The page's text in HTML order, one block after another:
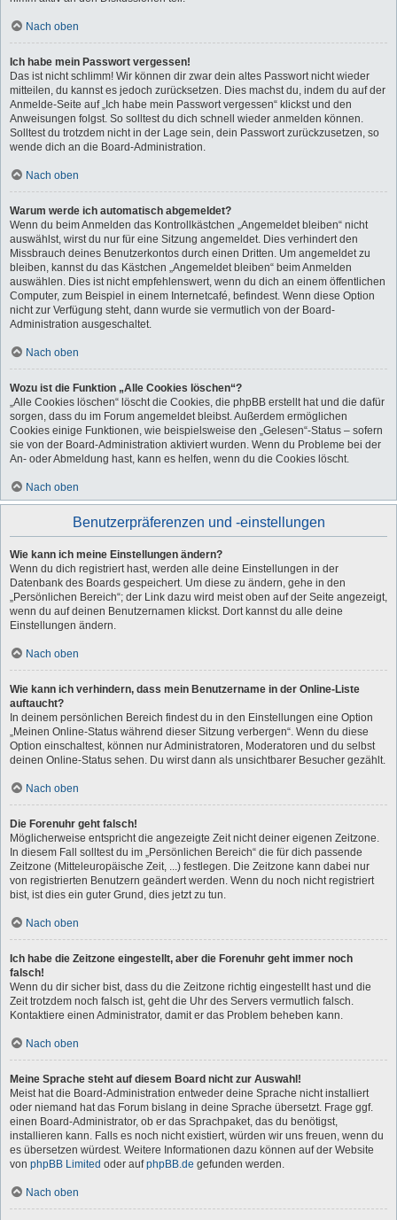
Nach oben
Ich habe mein Passwort vergessen!
Das ist nicht schlimm! Wir können dir zwar dein altes Passwort nicht wieder
mitteilen, du kannst es jedoch zurücksetzen. Dies machst du, indem du auf der
Anmelde-Seite auf „Ich habe mein Passwort vergessen“ klickst und den
Anweisungen folgst. So solltest du dich schnell wieder anmelden können.
Solltest du trotzdem nicht in der Lage sein, dein Passwort zurückzusetzen, so
wende dich an die Board-Administration.
Nach oben
Warum werde ich automatisch abgemeldet?
Wenn du beim Anmelden das Kontrollkästchen „Angemeldet bleiben“ nicht
auswählst, wirst du nur für eine Sitzung angemeldet. Dies verhindert den
Missbrauch deines Benutzerkontos durch einen Dritten. Um angemeldet zu
bleiben, kannst du das Kästchen „Angemeldet bleiben“ beim Anmelden
auswählen. Dies ist nicht empfehlenswert, wenn du dich an einem öffentlichen
Computer, zum Beispiel in einem Internetcafé, befindest. Wenn diese Option
nicht zur Verfügung steht, dann wurde sie vermutlich von der Board-
Administration ausgeschaltet.
Nach oben
Wozu ist die Funktion „Alle Cookies löschen“?
„Alle Cookies löschen“ löscht die Cookies, die phpBB erstellt hat und die dafür
sorgen, dass du im Forum angemeldet bleibst. Außerdem ermöglichen
Cookies einige Funktionen, wie beispielsweise den „Gelesen“-Status – sofern
sie von der Board-Administration aktiviert wurden. Wenn du Probleme bei der
An- oder Abmeldung hast, kann es helfen, wenn du die Cookies löscht.
Nach oben
Benutzerpräferenzen und -einstellungen
Wie kann ich meine Einstellungen ändern?
Wenn du dich registriert hast, werden alle deine Einstellungen in der
Datenbank des Boards gespeichert. Um diese zu ändern, gehe in den
„Persönlichen Bereich“; der Link dazu wird meist oben auf der Seite angezeigt,
wenn du auf deinen Benutzernamen klickst. Dort kannst du alle deine
Einstellungen ändern.
Nach oben
Wie kann ich verhindern, dass mein Benutzername in der Online-Liste
auftaucht?
In deinem persönlichen Bereich findest du in den Einstellungen eine Option
„Meinen Online-Status während dieser Sitzung verbergen“. Wenn du diese
Option einschaltest, können nur Administratoren, Moderatoren und du selbst
deinen Online-Status sehen. Du wirst dann als unsichtbarer Besucher gezählt.
Nach oben
Die Forenuhr geht falsch!
Möglicherweise entspricht die angezeigte Zeit nicht deiner eigenen Zeitzone.
In diesem Fall solltest du im „Persönlichen Bereich“ die für dich passende
Zeitzone (Mitteleuropäische Zeit, ...) festlegen. Die Zeitzone kann dabei nur
von registrierten Benutzern geändert werden. Wenn du noch nicht registriert
bist, ist dies ein guter Grund, dies jetzt zu tun.
Nach oben
Ich habe die Zeitzone eingestellt, aber die Forenuhr geht immer noch
falsch!
Wenn du dir sicher bist, dass du die Zeitzone richtig eingestellt hast und die
Zeit trotzdem noch falsch ist, geht die Uhr des Servers vermutlich falsch.
Kontaktiere einen Administrator, damit er das Problem beheben kann.
Nach oben
Meine Sprache steht auf diesem Board nicht zur Auswahl!
Meist hat die Board-Administration entweder deine Sprache nicht installiert
oder niemand hat das Forum bislang in deine Sprache übersetzt. Frage ggf.
einen Board-Administrator, ob er das Sprachpaket, das du benötigst,
installieren kann. Falls es noch nicht existiert, würden wir uns freuen, wenn du
es übersetzen würdest. Weitere Informationen dazu können auf der Website
von phpBB Limited oder aufphpBB.de gefunden werden.
Nach oben